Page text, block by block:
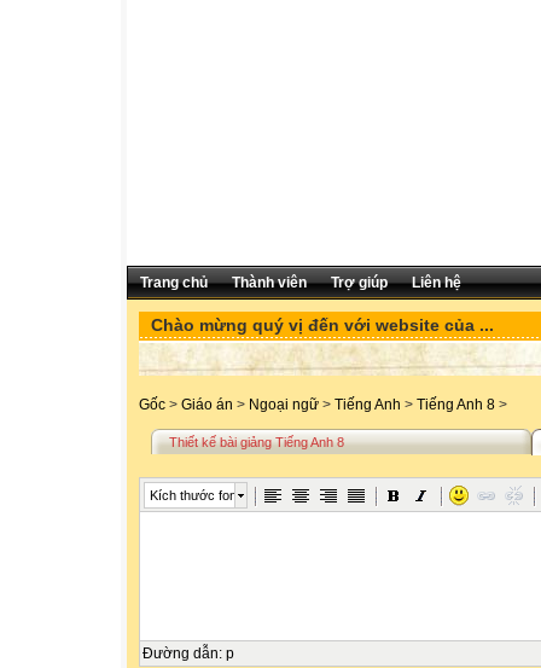
Trang chủ Thành viên Trợ giúp Liên hệ
Chào mừng quý vị đến với website của ...
Gốc > Giáo án > Ngoại ngữ > Tiếng Anh > Tiếng Anh 8 >
Thiết kế bài giảng Tiếng Anh 8
Kích thước font
Đường dẫn: p